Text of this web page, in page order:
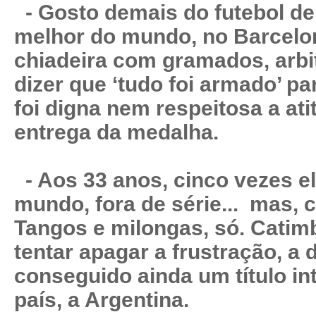
- Gosto demais do futebol
melhor do mundo, no
chiadeira com gramados,
dizer que ‘tudo foi armado’
foi digna nem respeitosa a
entrega da medalha.
- Aos 33 anos, cinco vezes
mundo, fora de série... mas,
Tangos e milongas, só.
tentar apagar a frustração, a
conseguido ainda um título
país, a Argentina.